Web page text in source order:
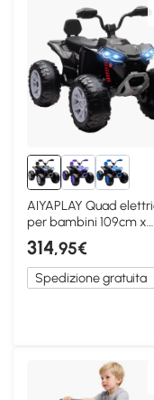
AIYAPLAY Quad
per bambini 109cm x
68,5cm x 76cm Nero
314,95€
Spedizione gratuita